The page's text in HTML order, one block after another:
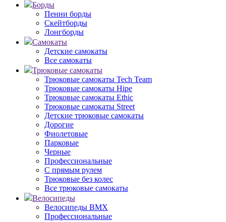
Борды
Пенни борды
Скейтборды
Лонгборды
Самокаты
Детские самокаты
Все самокаты
Трюковые самокаты
Трюковые самокаты Tech Team
Трюковые самокаты Hipe
Трюковые самокаты Ethic
Трюковые самокаты Street
Детские трюковые самокаты
Дорогие
Фиолетовые
Парковые
Черные
Профессиональные
С прямым рулем
Трюковые без колес
Все трюковые самокаты
Велосипеды
Велосипеды BMX
Профессиональные